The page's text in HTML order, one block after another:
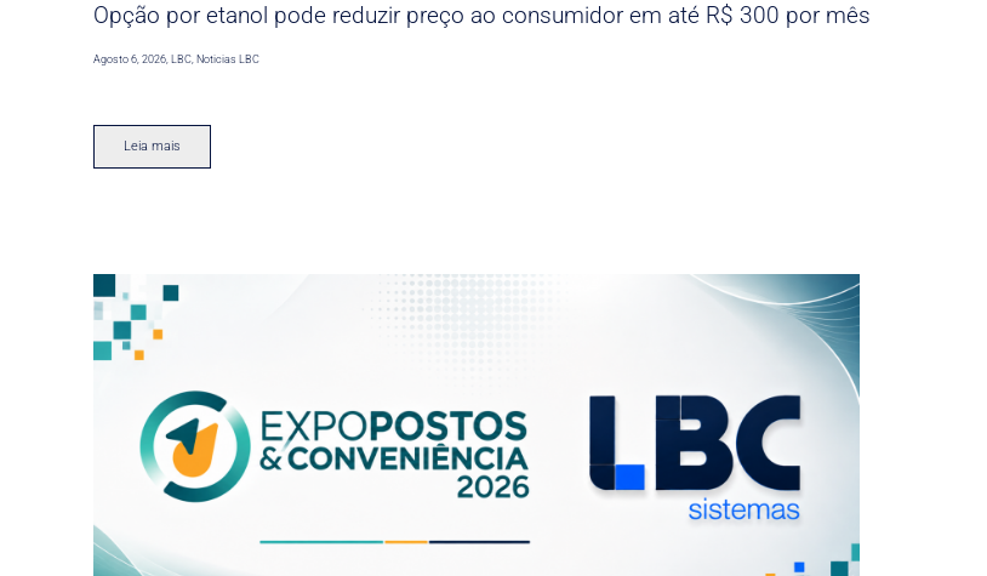
Opção por etanol pode reduzir preço ao consumidor em até R$ 300 por mês
Agosto 6, 2026,LBC,Noticias LBC
Leia mais